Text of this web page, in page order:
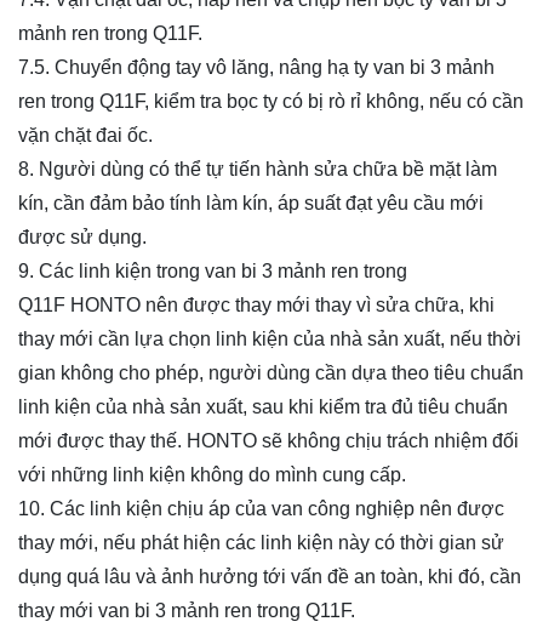
mảnh ren trong Q11F.
7.5. Chuyển động tay vô lăng, nâng hạ ty van bi 3 mảnh
ren trong Q11F, kiểm tra bọc ty có bị rò rỉ không, nếu có cần
vặn chặt đai ốc.
8. Người dùng có thể tự tiến hành sửa chữa bề mặt làm
kín, cần đảm bảo tính làm kín, áp suất đạt yêu cầu mới
được sử dụng.
9. Các linh kiện trong van bi 3 mảnh ren trong
Q11F HONTO nên được thay mới thay vì sửa chữa, khi
thay mới cần lựa chọn linh kiện của nhà sản xuất, nếu thời
gian không cho phép, người dùng cần dựa theo tiêu chuẩn
linh kiện của nhà sản xuất, sau khi kiểm tra đủ tiêu chuẩn
mới được thay thế. HONTO sẽ không chịu trách nhiệm đối
với những linh kiện không do mình cung cấp.
10. Các linh kiện chịu áp của van công nghiệp nên được
thay mới, nếu phát hiện các linh kiện này có thời gian sử
dụng quá lâu và ảnh hưởng tới vấn đề an toàn, khi đó, cần
thay mới van bi 3 mảnh ren trong Q11F.